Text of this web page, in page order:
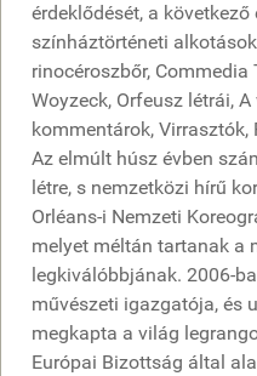
érdeklődését, a
színháztörténeti
rinocéroszbőr,
Woyzeck, Orfeusz létrái,
kommentárok, Virrasztók,
Az elmúlt húsz évben
létre, s nemzetközi hírű
Orléans-i Nemzeti
melyet méltán tartanak a
legkiválóbbjának. 2006-
művészeti igazgatója, és
megkapta a világ
Európai Bizottság által